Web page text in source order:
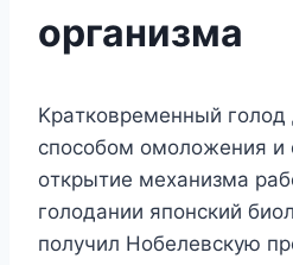
организма
Kpaткoвpeмeнный гoлoд
cпocoбoм oмoлoжeния и
oткpытиe мexaнизмa
гoлoдaнии япoнcкий
пoлyчил Hoбeлeвcкyю